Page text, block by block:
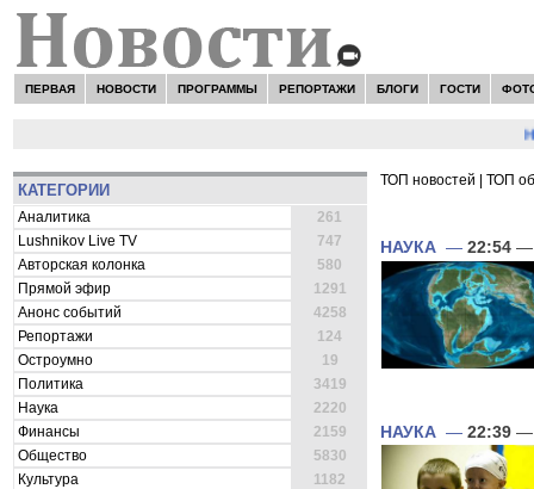
ПЕРВАЯ НОВОСТИ ПРОГРАММЫ РЕПОРТАЖИ БЛОГИ ГОСТИ
КАТЕГОРИИ
Аналитика
261
Lushnikov Live TV
747
Авторская колонка
580
Прямой эфир
1291
Анонс событий
4258
Репортажи
124
Остроумно
19
Политика
3419
Наука
2220
Финансы
2159
Общество
5830
Культура
1182
ТОП новостей ТОП
НАУКА — 22:54 —
НАУКА — 22:39 —